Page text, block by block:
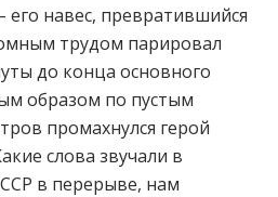
навес, превратившийся
трудом парировал
до конца основного
образом по пустым
промахнулся герой
слова звучали в
в перерыве, нам